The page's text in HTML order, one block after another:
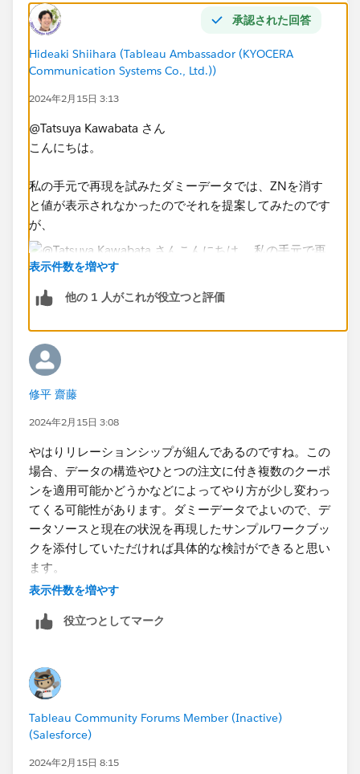
何らかのクーポンを利用した人に関しては正しく計算さ
れるのですが、黄色いセルのところのようなクーポン類
を利用してない方に関しては、表示されなくなってしま
います。
私のイメージとしては、例えば5行目（​member ID：
11112）に関してはG列がnullであれば（28,800＋
1,100）/1.1=27,181になると思うのですが、何故かな
長文となってしまい申し訳ございませんが、ご教示の程
よろしくお願い致します。​
承認された回答
Hideaki Shiihara (Tableau Ambassador (KYOCERA
Communication Systems Co., Ltd.))
2024年2月15日 3:13
@Tatsuya Kawabata さん
こんにちは。
私の手元で再現を試みたダミーデータでは、ZNを消す
と値が表示されなかったのでそれを提案してみたのです
が、
しているのですね。。。
ちなみに、もしお時間ありましたら以下も試してみてく
ださい。
個々のカラムを先に集計する式にしました。
(こちらでリレーションシップを試しに部分的に再現し
たところ、確かに元の式ではNULLのままで、 以下にす
ると表示できました。商品券フラグだけ別データからリ
レーションにて)
(zn(sum([Price Payment]))+zn(sum([Price
※マークや行・列に追加する際は元々のカラムを一度消
して、再度追加してください
(元案は計算のあと合計する案で、今回のは合計してか
ら計算のため、計算過程が異なるので式の編集だけでは
エラーが残る可能性)
表示件数を増やす
他の 1 人がこれが役立つと評価
修平 齋藤
2024年2月15日 3:08
やはりリレーションシップが組んであるのですね。この
場合、データの構造やひとつの注文に付き複数のクーポ
ンを適用可能かどうかなどによってやり方が少し変わっ
てくる可能性があります。ダミーデータでよいので、デ
ータソースと現在の状況を再現したサンプルワークブッ
クを添付していただければ具体的な検討ができると思い
ます。
表示件数を増やす
役立つとしてマーク
Tableau Community Forums Member (Inactive)
(Salesforce)
2024年2月15日 8:15